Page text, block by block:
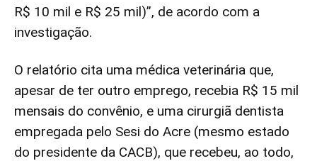
R$ 10 mil e R$ 25 mil)”, de acordo com a
investigação.
O relatório cita uma médica veterinária que,
apesar de ter outro emprego, recebia R$ 15 mil
mensais do convênio, e uma cirurgiã dentista
empregada pelo Sesi do Acre (mesmo estado
do presidente da CACB), que recebeu, ao todo,